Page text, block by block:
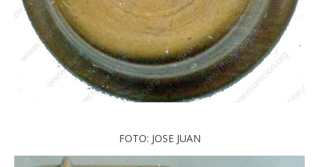
FOTO: JOSE JUAN